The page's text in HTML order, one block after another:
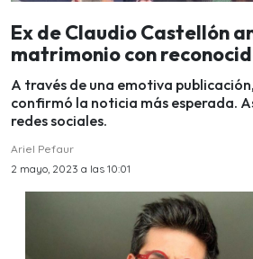
Ex de Claudio Castellón
matrimonio con
A través de una emotiva
confirmó la noticia más esperada.
redes sociales.
Ariel Pefaur
2 mayo, 2023 a las 10:01